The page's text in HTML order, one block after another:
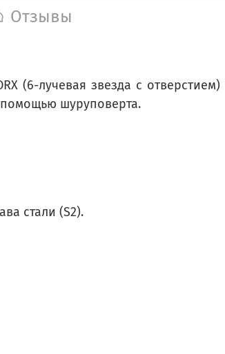
Отзывы
(6-лучевая звезда с
помощью шуруповерта.
стали (S2).